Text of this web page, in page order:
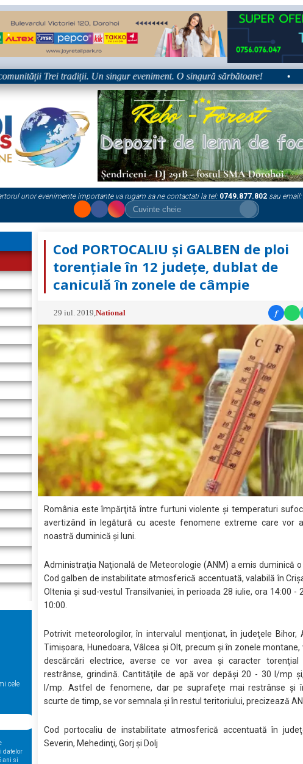
Trei tradiții. Un singur eveniment. O singură sărbătoare! •
unor evenimente importante va rugam sa ne contactati la tel: 0749.877.802 sau email:
cele
datelor
ani si
Cod PORTOCALIU şi GALBEN de ploi
torenţiale în 12 judeţe, dublat de
caniculă în zonele de câmpie
29 iul. 2019 ,National f
România este împărţită între furtuni violente şi temperaturi
avertizând în legătură cu aceste fenomene extreme care vor
noastră duminică şi luni.
Administraţia Naţională de Meteorologie (ANM) a emis duminică
Cod galben de instabilitate atmosferică accentuată, valabilă în
Oltenia şi sud-vestul Transilvaniei, în perioada 28 iulie, ora 14:00 -
10:00.
Potrivit meteorologilor, în intervalul menţionat, în judeţele Bihor,
Timişoara, Hunedoara, Vâlcea şi Olt, precum şi în zonele montane,
descărcări electrice, averse ce vor avea şi caracter
restrânse, grindină. Cantităţile de apă vor depăşi 20 - 30 l/mp
l/mp. Astfel de fenomene, dar pe suprafeţe mai restrânse şi
scurte de timp, se vor semnala şi în restul teritoriului, precizează
Cod portocaliu de instabilitate atmosferică accentuată în
Severin, Mehedinţi, Gorj şi Dolj